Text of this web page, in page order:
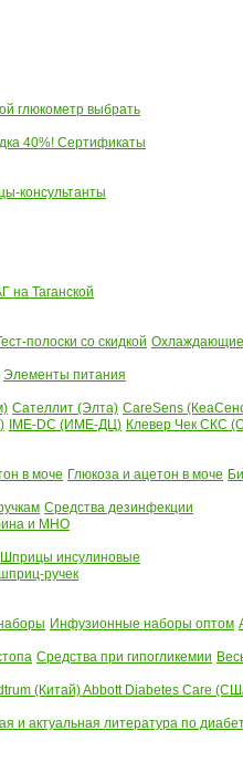
глюкометр выбрать
40%! Сертификаты
консультанты
на Таганской
полоски со скидкой Охлаждающие
Элементы питания
Сателлит (Элта) CareSens
IME-DC (ИМЕ-ДЦ) Клевер Чек СКС
в моче Глюкоза и ацетон в моче
Средства дезинфекции
и МНО
Шприцы инсулиновые
ручек
Инфузионные наборы оптом
Средства при гипогликемии
(Китай)Abbott Diabetes Care
и актуальная литература по